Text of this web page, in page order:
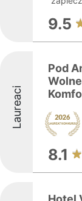
9.5
Laureaci
Pod
8.1